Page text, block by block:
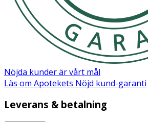
Nöjda kunder är vårt mål
Läs om Apotekets Nöjd kund-garanti
Leverans & betalning